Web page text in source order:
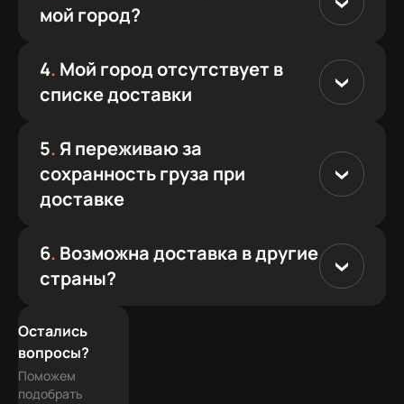
нагрузок.
Также мне надо было
жестких и ssd дисков, и
ребята мне сразу вывели
кабели для их подключения,
Про подсветку - никогда не
мой город?
4. Мой город отсутствует в
списке доставки
5. Я переживаю за
сохранность груза при
доставке
Все отправления застрахованы на полную
стоимость
обеспечивает специальный пенопакет,
6. Возможна доставка в другие
страны?
Остались
вопросы?
Поможем
подобрать